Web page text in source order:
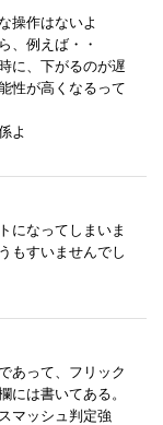
操作はないよ
、例えば・・
に、下がるのが遅
性が高くなるって
よ
になってしまいま
もすいませんでし
あって、フリック
には書いてある。
マッシュ判定強